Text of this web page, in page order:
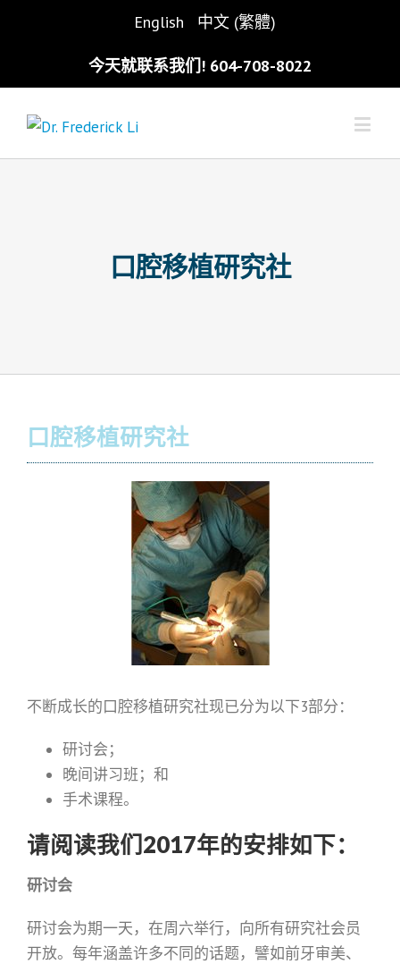
English 中文 (繁體)
今天就联系我们! 604-708-8022
口腔移植研究社
口腔移植研究社
不断成长的口腔移植研究社现已分为以下3部分：
研讨会；
晚间讲习班；和
手术课程。
请阅读我们2017年的安排如下：
研讨会
研讨会为期一天，在周六举行，向所有研究社会员
开放。每年涵盖许多不同的话题，譬如前牙审美、